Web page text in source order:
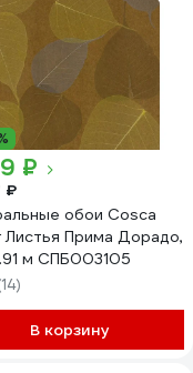
₽
₽
обои Cosca
Листья Прима Дорадо,
м СПБ003105
В корзину